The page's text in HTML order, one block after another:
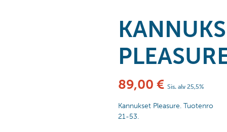
89,00 € Sis. alv 25,5%
Kannukset Pleasure. Tuotenro
21-53.